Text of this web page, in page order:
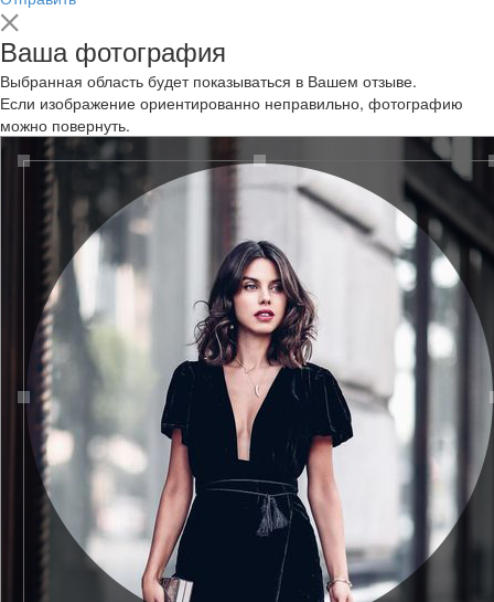
Ваша фотография
Выбранная область будет показываться в Вашем отзыве.
Если изображение ориентированно неправильно, фотографию
можно повернуть.